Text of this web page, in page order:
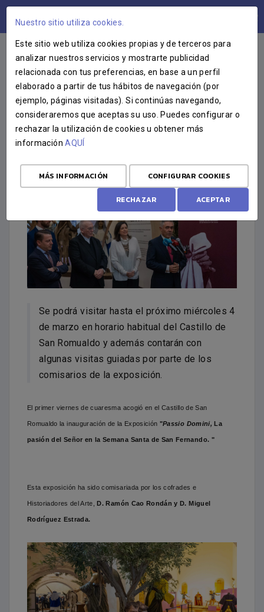
CRÓNICA
INAUGURADA LA EXPOSICIÓN
PASSIO DOMINI
Se podrá visitar hasta el próximo miércoles 4
de marzo en horario habitual del Castillo de
San Romualdo y además contarán con
algunas visitas guiadas por parte de los
comisarios de la exposición.
El primer viernes de cuaresma acogió en el Castillo de San
Romualdo la inauguración de la Exposición "Passio Domini,La
pasión del Señor en la Semana Santa de San Fernando. "
Esta exposición ha sido comisariada por los cofrades e
Historiadores del Arte, D. Ramón Cao Rondán y D. Miguel
Rodríguez Estrada.
Nuestro sitio utiliza cookies.
Este sitio web utiliza cookies propias y de terceros para
analizar nuestros servicios y mostrarte publicidad
relacionada con tus preferencias, en base a un perfil
elaborado a partir de tus hábitos de navegación (por
ejemplo, páginas visitadas). Si continúas navegando,
consideraremos que aceptas su uso. Puedes configurar o
rechazar la utilización de cookies u obtener más
informaciónAQUÍ
MÁS INFORMACIÓN CONFIGURAR COOKIES
RECHAZAR ACEPTAR